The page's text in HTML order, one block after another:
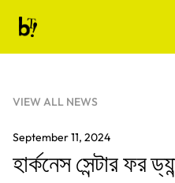
Ballet Tech
VIEW ALL NEWS
September 11, 2024
হার্কনেস সেন্টার ফর